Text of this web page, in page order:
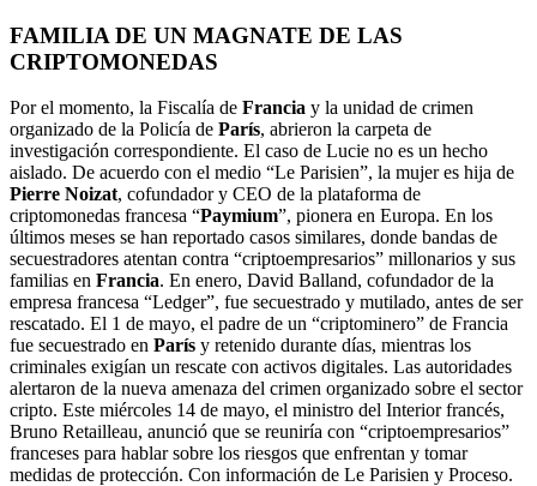
FAMILIA DE UN MAGNATE DE LAS
CRIPTOMONEDAS
Por el momento, la Fiscalía de Francia y la unidad de crimen
organizado de la Policía de París, abrieron la carpeta de
investigación correspondiente. El caso de Lucie no es un hecho
aislado. De acuerdo con el medio “Le Parisien”, la mujer es hija de
Pierre Noizat, cofundador y CEO de la plataforma de
criptomonedas francesa “Paymium”, pionera en Europa. En los
últimos meses se han reportado casos similares, donde bandas de
secuestradores atentan contra “criptoempresarios” millonarios y sus
familias en Francia. En enero, David Balland, cofundador de la
empresa francesa “Ledger”, fue secuestrado y mutilado, antes de ser
rescatado. El 1 de mayo, el padre de un “criptominero” de Francia
fue secuestrado en París y retenido durante días, mientras los
criminales exigían un rescate con activos digitales. Las autoridades
alertaron de la nueva amenaza del crimen organizado sobre el sector
cripto. Este miércoles 14 de mayo, el ministro del Interior francés,
Bruno Retailleau, anunció que se reuniría con “criptoempresarios”
franceses para hablar sobre los riesgos que enfrentan y tomar
medidas de protección. Con información de Le Parisien y Proceso.